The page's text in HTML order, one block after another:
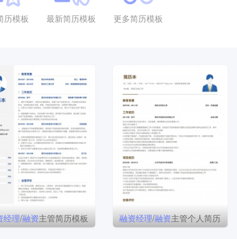
历模板 最新简历模板 更多简历模板
经理/融资主管简历模板 融资经理/融资主管个人简历